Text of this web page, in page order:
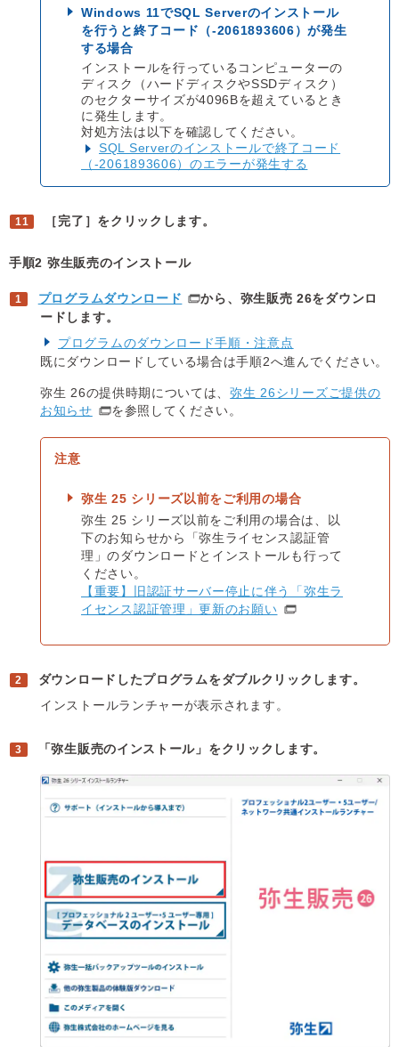
Windows 11でSQL Serverのインストール
を行うと終了コード（-2061893606）が発生
する場合
インストールを行っているコンピューターの
ディスク（ハードディスクやSSDディスク）
のセクターサイズが4096Bを超えているとき
に発生します。
対処方法は以下を確認してください。
SQL Serverのインストールで終了コード
（-2061893606）のエラーが発生する
［完了］をクリックします。
手順2 弥生販売のインストール
プログラムダウンロード
から、弥生販売 26をダウンロ
ードします。
プログラムのダウンロード手順・注意点
既にダウンロードしている場合は手順2へ進んでください。
弥生 26の提供時期については、弥生 26シリーズご提供の
お知らせ
を参照してください。
弥生 25 シリーズ以前をご利用の場合
弥生 25 シリーズ以前をご利用の場合は、以
下のお知らせから「弥生ライセンス認証管
理」のダウンロードとインストールも行って
ください。
【重要】旧認証サーバー停止に伴う「弥生ラ
イセンス認証管理」更新のお願い
ダウンロードしたプログラムをダブルクリックします。
インストールランチャーが表示されます。
「弥生販売のインストール」をクリックします。